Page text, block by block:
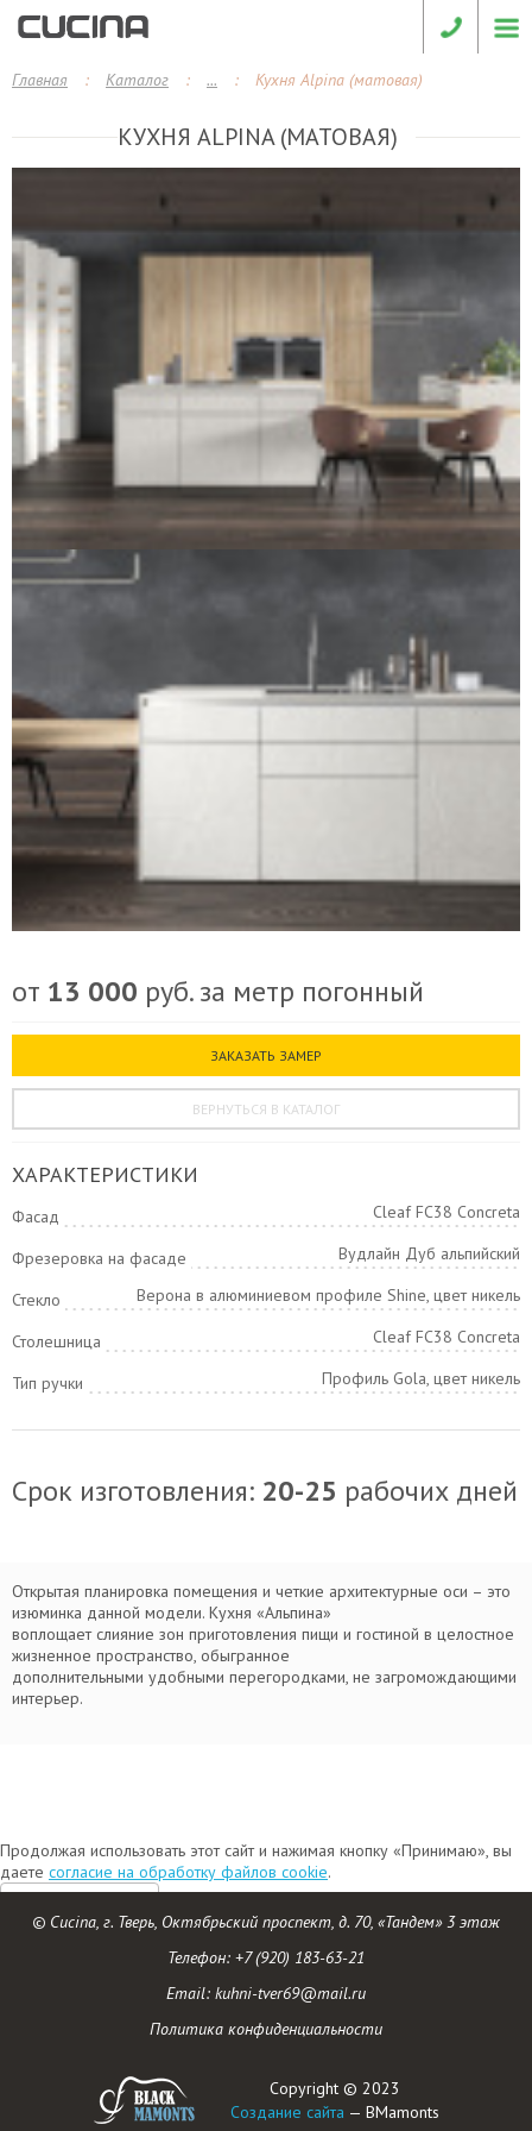
Главная : Каталог : ... : Кухня Alpina (матовая)
КУХНЯ ALPINA (МАТОВАЯ)
от 13 000 руб. за метр погонный
ЗАКАЗАТЬ ЗАМЕР
ВЕРНУТЬСЯ В КАТАЛОГ
ХАРАКТЕРИСТИКИ
Фасад Cleaf FC38 Concreta
Фрезеровка на фасаде Вудлайн Дуб альпийский
Стекло Верона в алюминиевом профиле Shine, цвет никель
Столешница Cleaf FC38 Concreta
Тип ручки Профиль Gola, цвет никель
Срок изготовления: 20-25 рабочих дней
Открытая планировка помещения и четкие архитектурные оси – это
изюминка данной модели. Кухня «Альпина»
воплощает слияние зон приготовления пищи и гостиной в целостное
жизненное пространство, обыгранное
дополнительными удобными перегородками, не загромождающими
интерьер.
© Cucina, г. Тверь, Октябрьский проспект, д. 70, «Тандем» 3 этаж
Телефон: +7 (920) 183-63-21
Email: kuhni-tver69@mail.ru
Политика конфиденциальности
Copyright © 2023
Создание сайта — BMamonts
Продолжая использовать этот сайт и нажимая кнопку «Принимаю», вы
даете согласие на обработку файлов cookie.